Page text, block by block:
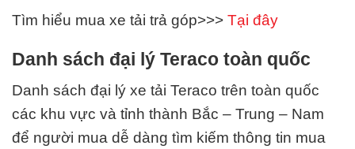
Tìm hiểu mua xe tải trả góp>>> Tại đây
Danh sách đại lý Teraco toàn quốc
Danh sách đại lý xe tải Teraco trên toàn quốc
các khu vực và tỉnh thành Bắc – Trung – Nam
để người mua dễ dàng tìm kiếm thông tin mua